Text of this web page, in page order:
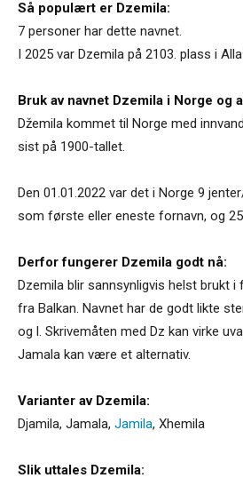
Så populært er Dzemila:
7 personer har dette navnet.
I 2025 var Dzemila på 2103. plass i
Bruk av navnet Dzemila i Norge og
Džemila kommet til Norge med
sist på 1900-tallet.
Den 01.01.2022 var det i Norge 9
som første eller eneste fornavn, og
Derfor fungerer Dzemila godt nå:
Dzemila blir sannsynligvis helst brukt i
fra Balkan. Navnet har de godt likte
og l. Skrivemåten med Dz kan virke
Jamala kan være et alternativ.
Varianter av Dzemila:
Djamila, Jamala, Jamila, Xhemila
Slik uttales Dzemila: